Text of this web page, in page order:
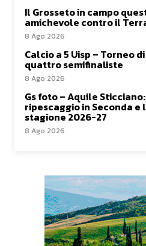
Il Grosseto in campo
amichevole contro il
8 Ago 2026
Calcio a 5 Uisp – Torneo
quattro semifinaliste
8 Ago 2026
Gs foto – Aquile
ripescaggio in Seconda
stagione 2026-27
8 Ago 2026